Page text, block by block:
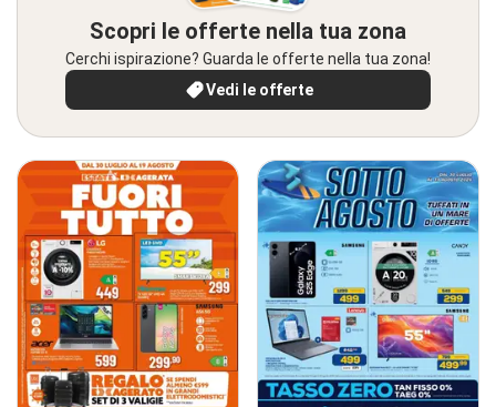
Scopri le offerte nella tua zona
Cerchi ispirazione? Guarda le offerte nella tua zona!
Vedi le offerte